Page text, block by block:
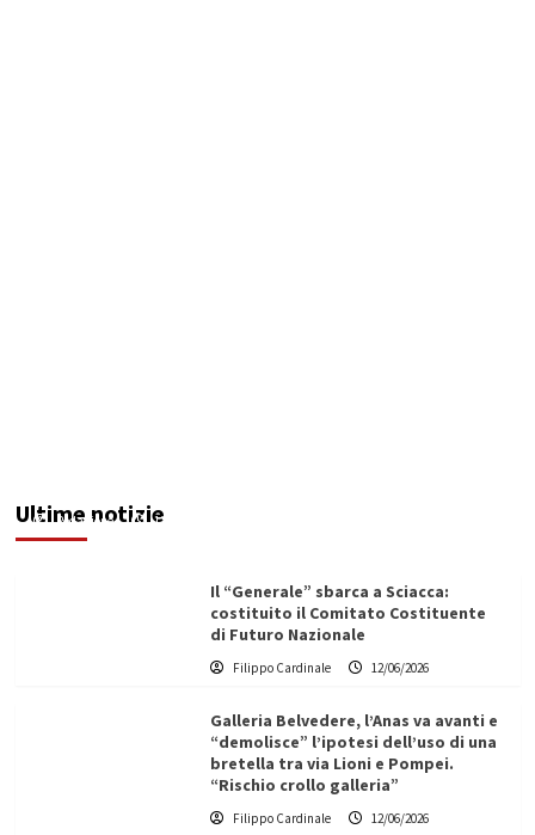
Ultime notizie
Redazione 12/06/2026
Il “Generale” sbarca a Sciacca:
costituito il Comitato Costituente
di Futuro Nazionale
Filippo Cardinale 12/06/2026
Galleria Belvedere, l’Anas va avanti e
“demolisce” l’ipotesi dell’uso di una
bretella tra via Lioni e Pompei.
“Rischio crollo galleria”
Filippo Cardinale 12/06/2026